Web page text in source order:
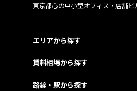
東京都心の中小型オフィス・店舗ビ
エリアから探す
賃料相場から探す
路線・駅から探す